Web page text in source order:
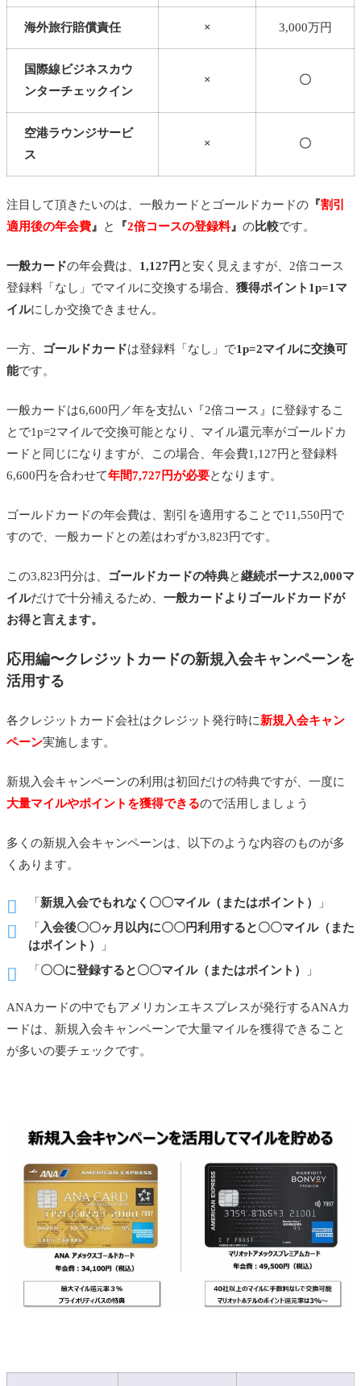
海外旅行賠償責任 × 3,000万円
国際線ビジネスカウ
ンターチェックイン
× 〇
空港ラウンジサービ
ス
× 〇
注目して頂きたいのは、一般カードとゴールドカードの 『割引
適用後の年会費 』 と 『2倍コースの登録料』 の比較です。
一般カードの年会費は、 1,127円 と安く見えますが、2倍コース
登録料「なし」でマイルに交換する場合、 獲得ポイント1p=1マ
イルにしか交換できません。
一方、 ゴールドカードは登録料「なし」で1p=2マイルに交換可
能です。
一般カードは6,600円／年を支払い『2倍コース』に登録するこ
とで1p=2マイルで交換可能となり、マイル還元率がゴールドカ
ードと同じになりますが、この場合、年会費1,127円と登録料
6,600円を合わせて年間7,727円が必要となります。
ゴールドカードの年会費は、割引を適用することで11,550円で
すので、一般カードとの差はわずか3,823円です。
この3,823円分は、 ゴールドカードの特典と継続ボーナス2,000マ
イルだけで十分補えるため、 一般カードよりゴールドカードが
お得と言えます。
応用編〜クレジットカードの新規入会キャンペーンを
活用する
各クレジットカード会社はクレジット発行時に新規入会キャン
ペーン実施します。
新規入会キャンペーンの利用は初回だけの特典ですが、一度に
大量マイルやポイントを獲得できるので活用しましょう
多くの新規入会キャンペーンは、以下のような内容のものが多
くあります。
「 新規入会でもれなく〇〇マイル（またはポイント）
」
「 入会後〇〇ヶ月以内に〇〇円利用すると〇〇マイル（また
はポイント）
」
「 〇〇に登録すると〇〇マイル（またはポイント） 」
ANAカードの中でもアメリカンエキスプレスが発行するANAカ
ードは、新規入会キャンペーンで大量マイルを獲得できること
が多いの要チェックです。